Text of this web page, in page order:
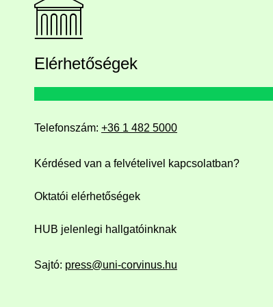
Elérhetőségek
Telefonszám: +36 1 482 5000
Kérdésed van a felvételivel kapcsolatban?
Oktatói elérhetőségek
HUB jelenlegi hallgatóinknak
Sajtó: press@uni-corvinus.hu